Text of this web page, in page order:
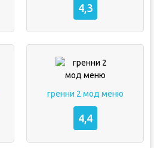
4,3
гренни 2 мод меню
4,4